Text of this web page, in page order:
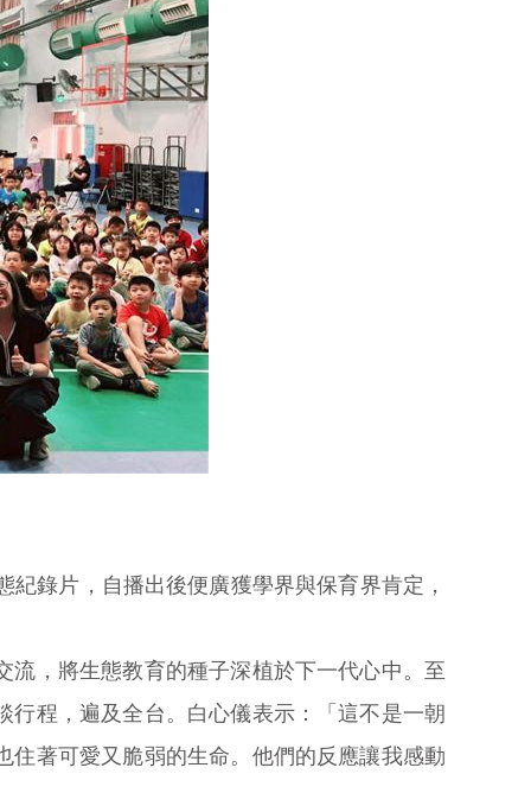
錄片，自播出後便廣獲學界與保育界肯定，
，將生態教育的種子深植於下一代心中。至
程，遍及全台。白心儀表示：「這不是一朝
著可愛又脆弱的生命。他們的反應讓我感動